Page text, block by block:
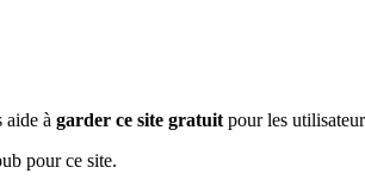
à garder ce site gratuit pour les
pour ce site.